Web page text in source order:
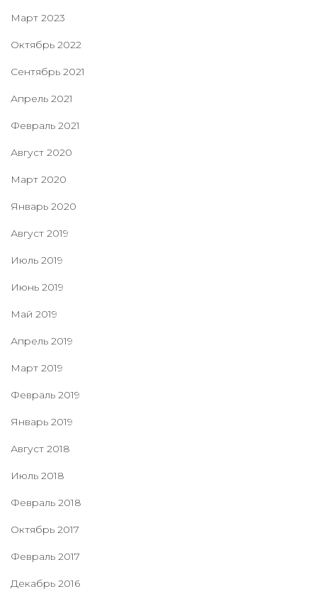
Март 2023
Октябрь 2022
Сентябрь 2021
Апрель 2021
Февраль 2021
Август 2020
Март 2020
Январь 2020
Август 2019
Июль 2019
Июнь 2019
Май 2019
Апрель 2019
Март 2019
Февраль 2019
Январь 2019
Август 2018
Июль 2018
Февраль 2018
Октябрь 2017
Февраль 2017
Декабрь 2016